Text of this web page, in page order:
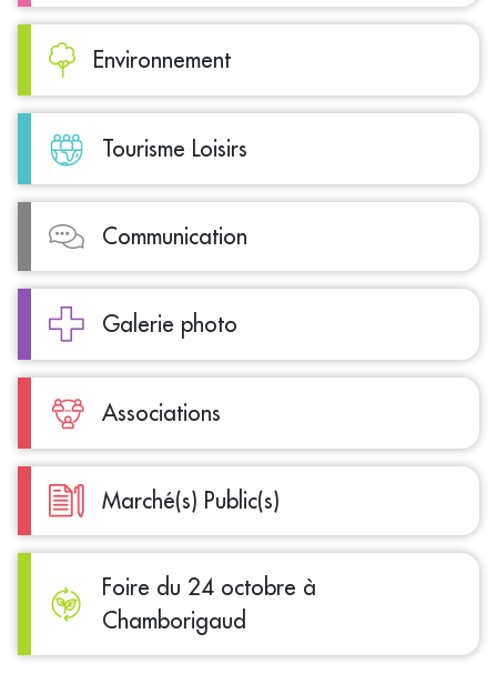
Environnement
Tourisme Loisirs
Communication
Galerie photo
Associations
Marché(s) Public(s)
Foire du 24 octobre à
Chamborigaud